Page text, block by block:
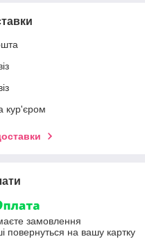
кур'єром
замовлення
повернуться на вашу картку